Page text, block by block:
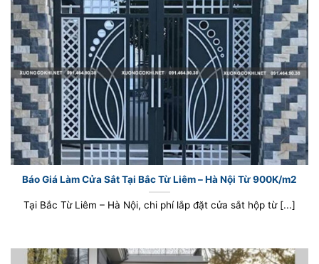
Báo Giá Làm Cửa Sắt Tại Bắc Từ Liêm – Hà Nội Từ 900K/m2
Tại Bắc Từ Liêm – Hà Nội, chi phí lắp đặt cửa sắt hộp từ [...]